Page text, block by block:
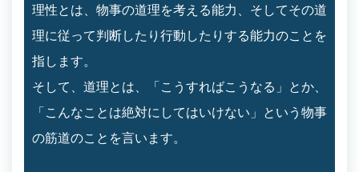
理性とは、物事の道理を考える能力、そしてその道
理に従って判断したり行動したりする能力のことを
指します。
そして、道理とは、「こうすればこうなる」とか、
「こんなことは絶対にしてはいけない」という物事
の筋道のことを言います。